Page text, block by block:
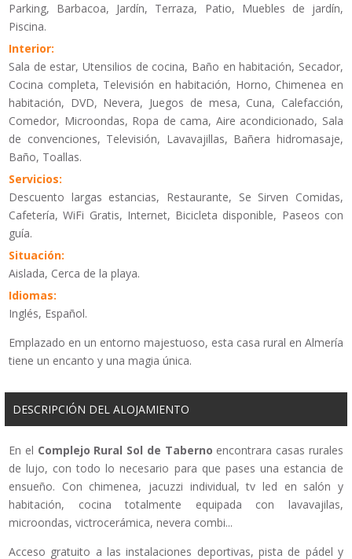
Parking, Barbacoa, Jardín, Terraza, Patio, Muebles de jardín,
Piscina.
Interior:
Sala de estar, Utensilios de cocina, Baño en habitación, Secador,
Cocina completa, Televisión en habitación, Horno, Chimenea en
habitación, DVD, Nevera, Juegos de mesa, Cuna, Calefacción,
Comedor, Microondas, Ropa de cama, Aire acondicionado, Sala
de convenciones, Televisión, Lavavajillas, Bañera hidromasaje,
Baño, Toallas.
Servicios:
Descuento largas estancias, Restaurante, Se Sirven Comidas,
Cafetería, WiFi Gratis, Internet, Bicicleta disponible, Paseos con
guía.
Situación:
Aislada, Cerca de la playa.
Idiomas:
Inglés, Español.
Emplazado en un entorno majestuoso, esta casa rural en Almería
tiene un encanto y una magia única.
DESCRIPCIÓN DEL ALOJAMIENTO
En el Complejo Rural Sol de Taberno encontrara casas rurales
de lujo, con todo lo necesario para que pases una estancia de
ensueño. Con chimenea, jacuzzi individual, tv led en salón y
habitación, cocina totalmente equipada con lavavajilas,
microondas, victrocerámica, nevera combi...
Acceso gratuito a las instalaciones deportivas, pista de pádel y